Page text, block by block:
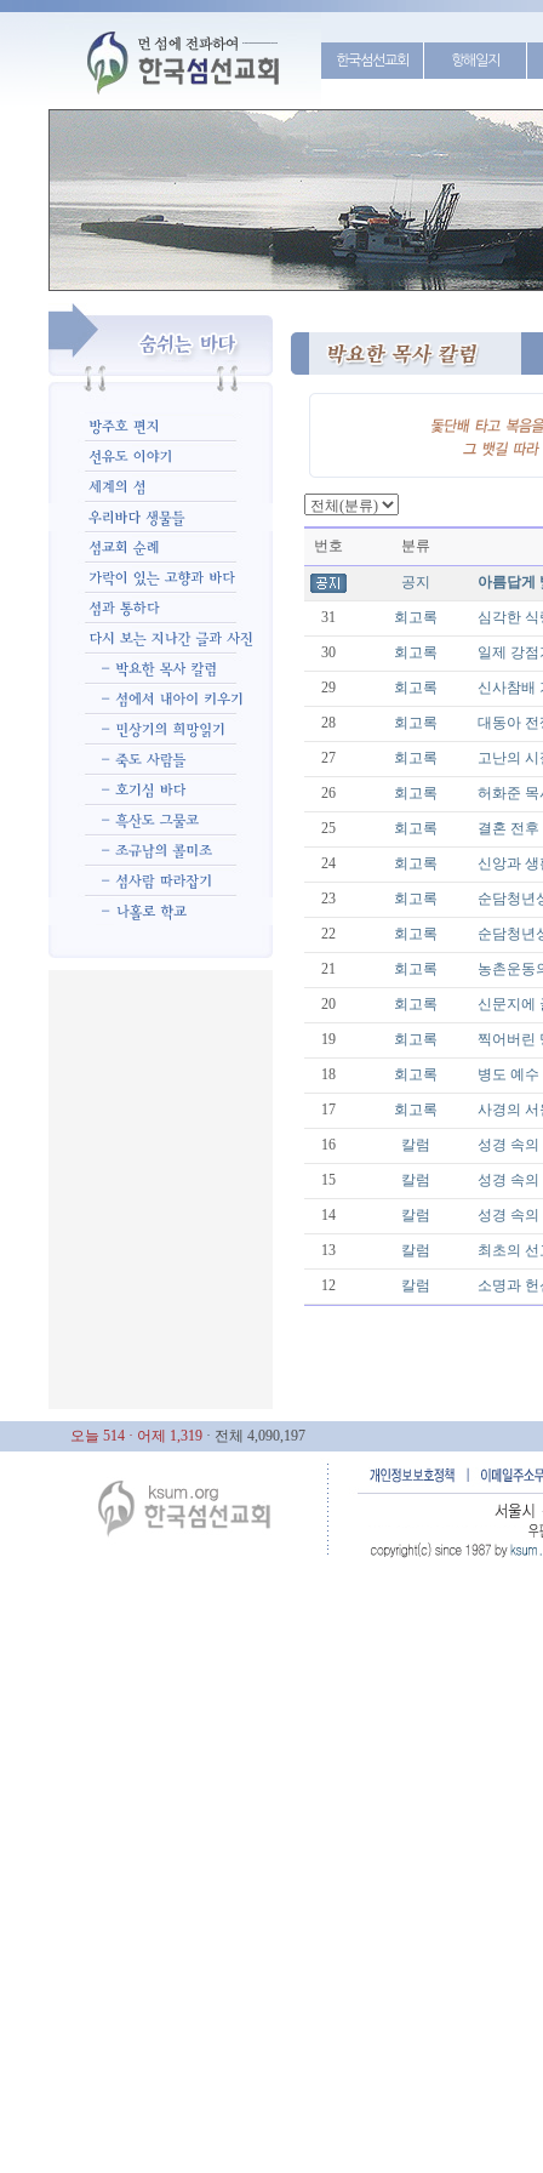
한국섬선교회 항해일지
번호 분류
공지 아름답게
31 회고록 심각한 식
30 회고록 일제 강
29 회고록 신사참배
28 회고록 대동아 전
27 회고록 고난의 시
26 회고록 허화준 목
25 회고록 결혼 전후
24 회고록 신앙과
23 회고록 순담청년
22 회고록 순담청년
21 회고록 농촌운동
20 회고록 신문지에
19 회고록 찍어버린
18 회고록 병도 예수
17 회고록 사경의 서
16 칼럼 성경 속
15 칼럼 성경 속의
14 칼럼 성경 속
13 칼럼 최초의
12 칼럼 소명과 헌
오늘 514 · 어제 1,319 · 전체 4,090,197